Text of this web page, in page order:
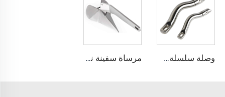
وصلة سلسلة描瞄 طويلة من الفولاذ المقاوم للصدأ 316 لقوارب مرساة سفينة نمط Delta رسو من الفولاذ المقاوم للصدأ من الدرجة البحرية 316